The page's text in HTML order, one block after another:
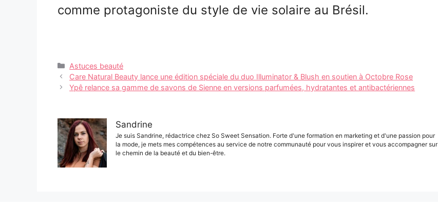
comme protagoniste du style de vie solaire au Brésil.
Catégories
Astuces beauté
Navigation
des
Care Natural Beauty lance une édition spéciale du duo Illuminator & Blush en soutien à Octobre Rose
Ypê relance sa gamme de savons de Sienne en versions parfumées, hydratantes et antibactériennes
Sandrine
Je suis Sandrine, rédactrice chez So Sweet Sensation. Forte d'une formation en marketing et d'une passion pour
la mode, je mets mes compétences au service de notre communauté pour vous inspirer et vous accompagner sur
le chemin de la beauté et du bien-être.